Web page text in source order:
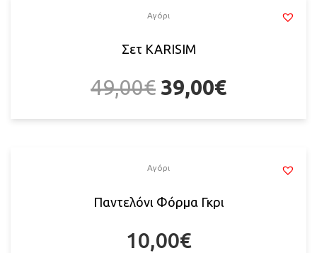
Αγόρι
Σετ KARISIM
49,00€ 39,00€
Αγόρι
Παντελόνι Φόρμα Γκρι
10,00€